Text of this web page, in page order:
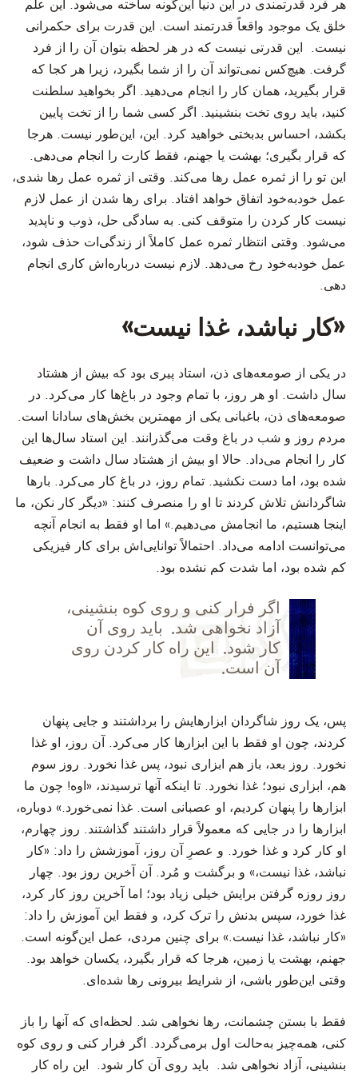
هر فرد قدرتمندی در این دنیا این‌گونه ساخته می‌شود. این علم
خلق یک موجود واقعاً قدرتمند است. این قدرت برای حکمرانی
نیست. این قدرتی نیست که در هر لحظه بتوان آن را از فرد
گرفت. هیچ‌کس نمی‌تواند آن را از شما بگیرد، زیرا هر کجا که
قرار بگیرید، همان کار را انجام می‌دهید. اگر بخواهید سلطنت
کنید، باید روی تخت بنشینید. اگر کسی شما را از تخت پایین
بکشد، احساس بدبختی خواهید کرد. این، این‌طور نیست. هرجا
که قرار بگیری؛ بهشت یا جهنم، فقط کارت را انجام می‌دهی.
این تو را از ثمره عمل رها می‌کند. وقتی از ثمره عمل رها شدی،
عمل خودبه‌خود اتفاق خواهد افتاد. برای رها شدن از عمل لازم
نیست کار کردن را متوقف کنی. به سادگی حل، ذوب و ناپدید
می‌شود. وقتی انتظار ثمره عمل کاملاً از زندگی‌ات حذف شود،
عمل خودبه‌خود رخ می‌دهد. لازم نیست درباره‌اش کاری انجام
دهی.
«کار نباشد، غذا نیست»
در یکی از صومعه‌های ذن، استاد پیری بود که بیش از هشتاد
سال داشت. او هر روز، با تمام وجود در باغ‌ها کار می‌کرد. در
صومعه‌های ذن، باغبانی یکی از مهمترین بخش‌های سادانا است.
مردم روز و شب در باغ وقت می‌گذرانند. این استاد سال‌ها این
کار را انجام می‌داد. حالا او بیش از هشتاد سال داشت و ضعیف
شده بود، اما دست نکشید. تمام روز، در باغ کار می‌کرد. بارها
شاگردانش تلاش کردند تا او را منصرف کنند: «دیگر کار نکن، ما
اینجا هستیم، ما انجامش می‌دهیم.» اما او فقط به انجام آنچه
می‌توانست ادامه می‌داد. احتمالاً توانایی‌اش برای کار فیزیکی
کم شده بود، اما شدت کم نشده بود.
اگر فرار کنی و روی کوه بنشینی،
آزاد نخواهی شد. باید روی آن
کار شود. این راه کار کردن روی
آن است.
پس، یک روز شاگردان ابزارهایش را برداشتند و جایی پنهان
کردند، چون او فقط با این ابزارها کار می‌کرد. آن روز، او غذا
نخورد. روز بعد، باز هم ابزاری نبود، پس غذا نخورد. روز سوم
هم، ابزاری نبود؛ غذا نخورد. تا اینکه آنها ترسیدند، «اوه! چون ما
ابزارها را پنهان کردیم، او عصبانی است. غذا نمی‌خورد.» دوباره،
ابزارها را در جایی که معمولاً قرار داشتند گذاشتند. روز چهارم،
او کار کرد و غذا خورد. و عصرِ آن روز، آموزشش را داد: «کار
نباشد، غذا نیست،» و برگشت و مُرد. آن آخرین روز بود. چهار
روز روزه گرفتن برایش خیلی زیاد بود؛ اما آخرین روز کار کرد،
غذا خورد، سپس بدنش را ترک کرد، و فقط این آموزش را داد:
«کار نباشد، غذا نیست.» برای چنین مردی، عمل این‌گونه است.
جهنم، بهشت یا زمین، هرجا که قرار بگیرد، یکسان خواهد بود.
وقتی این‌طور باشی، از شرایط بیرونی رها شده‌ای.
فقط با بستن چشمانت، رها نخواهی شد. لحظه‌ای که آنها را باز
کنی، همه‌چیز به‌حالت اول برمی‌گردد. اگر فرار کنی و روی کوه
بنشینی، آزاد نخواهی شد. باید روی آن کار شود. این راه کار